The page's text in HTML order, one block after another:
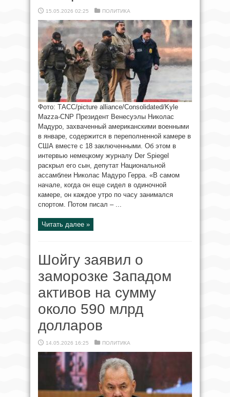
15.05.2026 02:25 ПОЛИТИКА
Фото: ТАСС/picture alliance/Consolidated/Kyle
Mazza-CNP Президент Венесуэлы Николас
Мадуро, захваченный американскими военными
в январе, содержится в переполненной камере в
США вместе с 18 заключенными. Об этом в
интервью немецкому журналу Der Spiegel
раскрыл его сын, депутат Национальной
ассамблеи Николас Мадуро Герра. «В самом
начале, когда он еще сидел в одиночной
камере, он каждое утро по часу занимался
спортом. Потом писал – ...
Читать далее »
Шойгу заявил о
заморозке Западом
активов на сумму
около 590 млрд
долларов
14.05.2026 16:25 ПОЛИТИКА